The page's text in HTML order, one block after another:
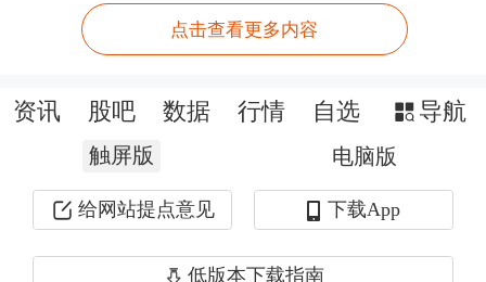
点击查看更多内容
资讯 股吧 数据 行情 自选 导航
触屏版 电脑版
给网站提点意见 下载App
低版本下载指南